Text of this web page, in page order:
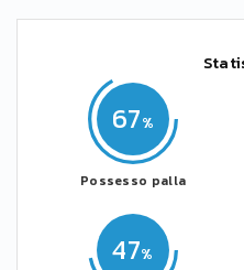
67
Possesso palla
47